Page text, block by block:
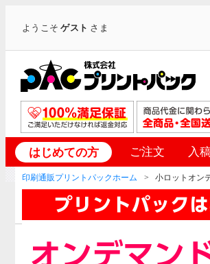
ようこそゲスト さま
はじめての方 ご注文 入
印刷通販プリントパックホーム 小ロットオン